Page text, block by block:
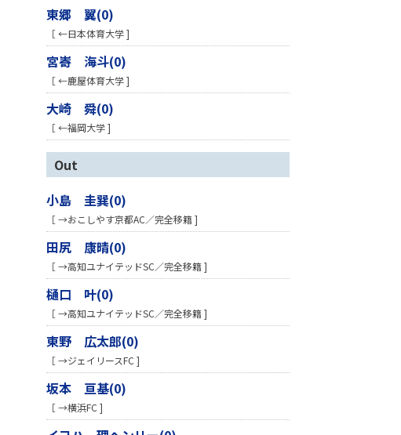
東郷 翼(0)
［ ←日本体育大学 ]
宮㟢 海斗(0)
［ ←鹿屋体育大学 ]
大崎 舜(0)
［ ←福岡大学 ]
Out
小島 圭巽(0)
［ →おこしやす京都AC／完全移籍 ]
田尻 康晴(0)
［ →高知ユナイテッドSC／完全移籍 ]
樋口 叶(0)
［ →高知ユナイテッドSC／完全移籍 ]
東野 広太郎(0)
［ →ジェイリースFC ]
坂本 亘基(0)
［ →横浜FC ]